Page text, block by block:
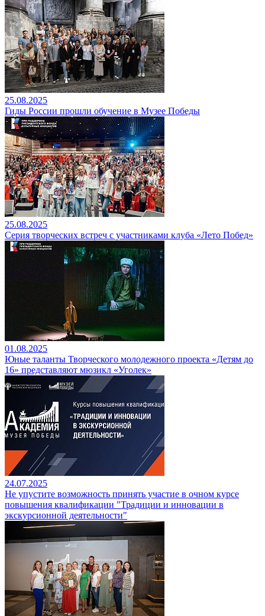
25.08.2025
Гиды России прошли обучение в Музее Победы
25.08.2025
Серия творческих встреч с участниками клуба «Лето Побед»
01.08.2025
Юные таланты Творческого молодежного проекта «Детям до
16» представляют мюзикл «Уголек»
24.07.2025
Не упустите возможность принять участие в очном курсе
повышения квалификации "Традиции и инновации в
экскурсионной деятельности"